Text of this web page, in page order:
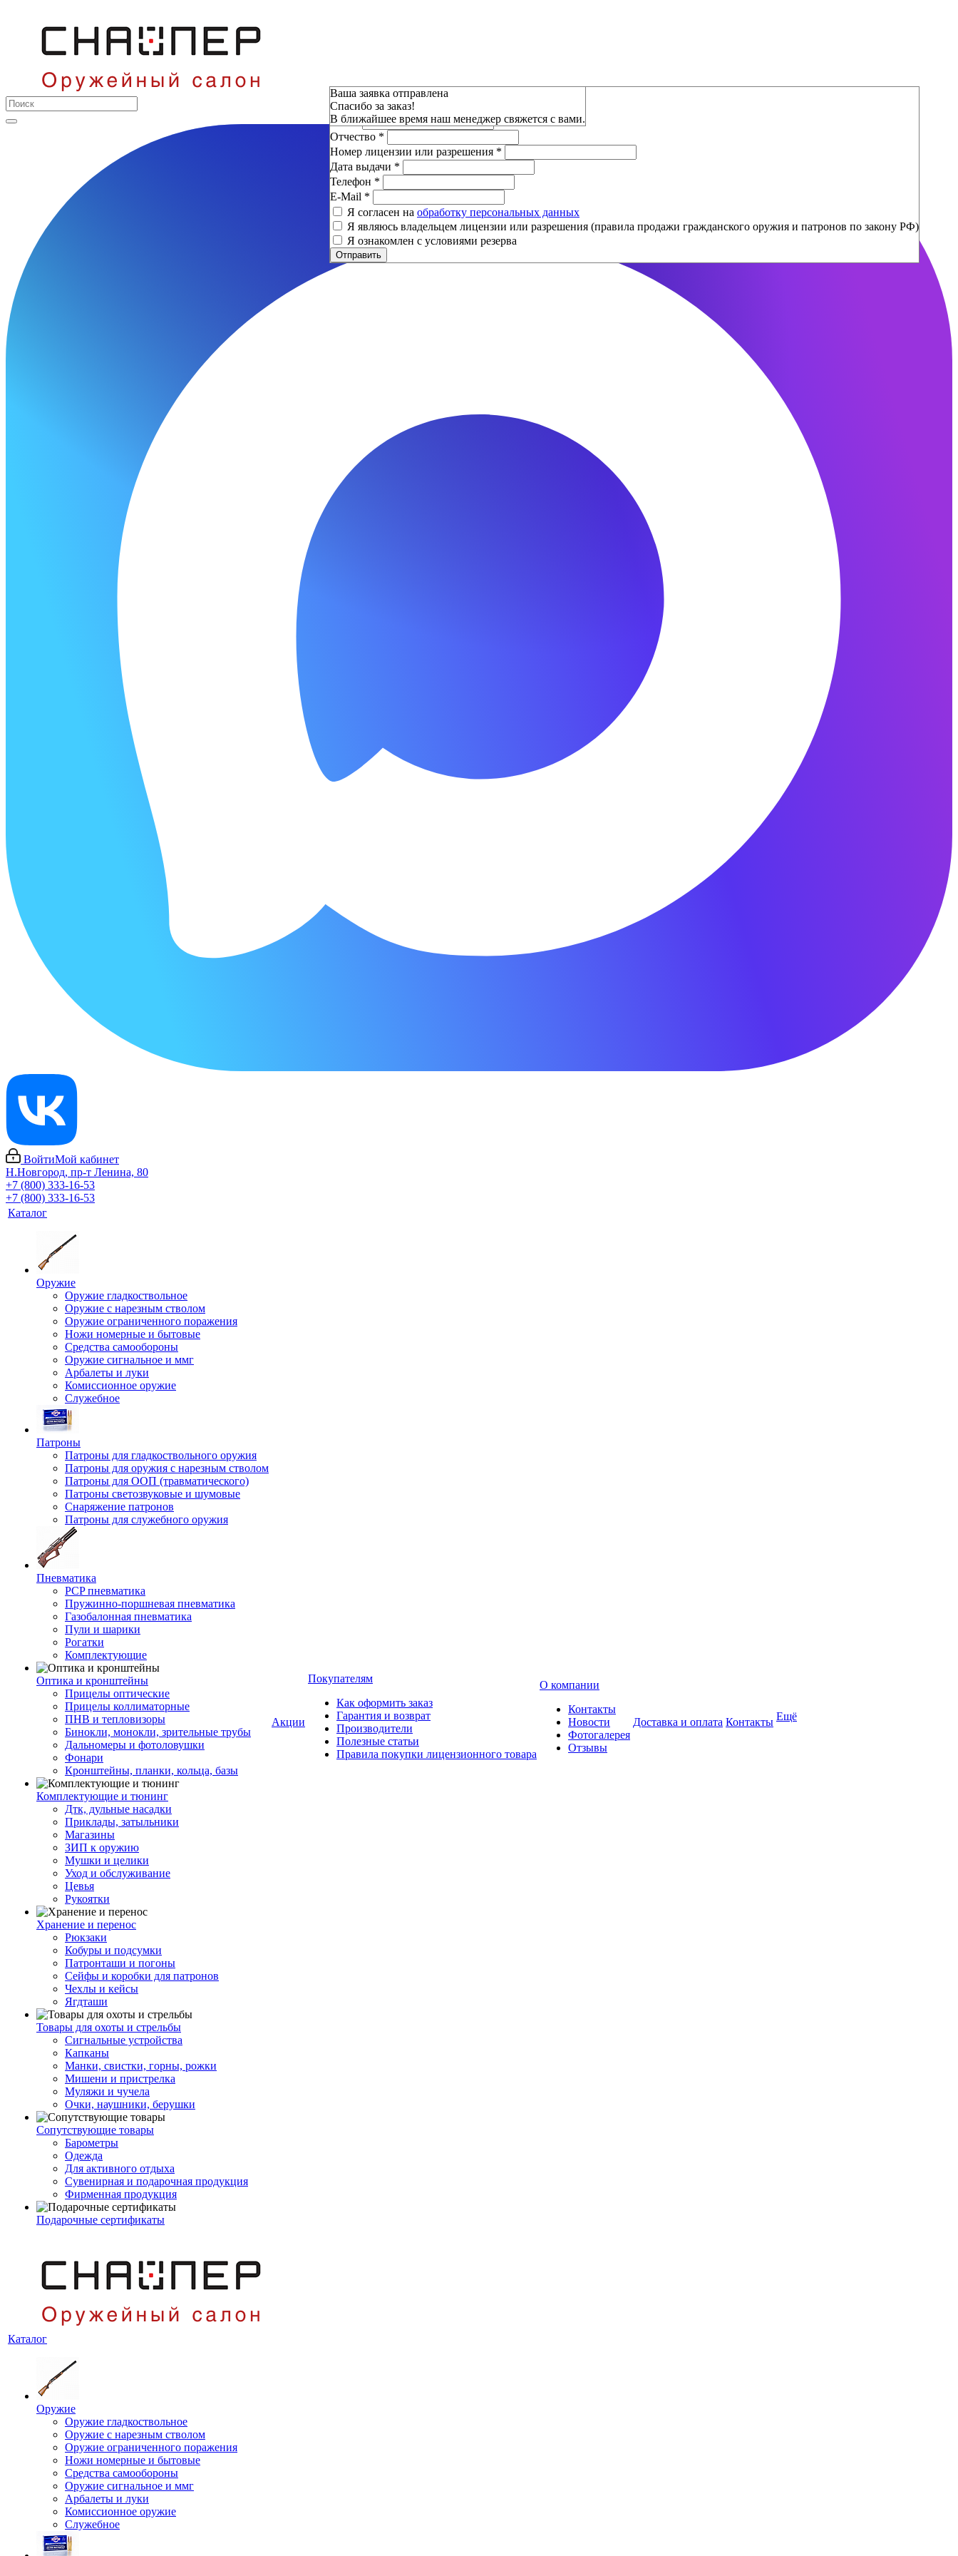
ВойтиМой кабинет
Н.Новгород, пр-т Ленина, 80
+7 (800) 333-16-53
+7 (800) 333-16-53
Каталог
Оружие
Оружие гладкоствольное
Оружие с нарезным стволом
Оружие ограниченного поражения
Ножи номерные и бытовые
Средства самообороны
Оружие сигнальное и ммг
Арбалеты и луки
Комиссионное оружие
Служебное
Патроны
Патроны для гладкоствольного оружия
Патроны для оружия с нарезным стволом
Патроны для ООП (травматического)
Патроны светозвуковые и шумовые
Снаряжение патронов
Патроны для служебного оружия
Пневматика
PCP пневматика
Пружинно-поршневая пневматика
Газобалонная пневматика
Пули и шарики
Рогатки
Комплектующие
Оптика и кронштейны
Прицелы оптические
Прицелы коллиматорные
ПНВ и тепловизоры
Бинокли, монокли, зрительные трубы
Дальномеры и фотоловушки
Фонари
Кронштейны, планки, кольца, базы
Комплектующие и тюнинг
Дтк, дульные насадки
Приклады, затыльники
Магазины
ЗИП к оружию
Мушки и целики
Уход и обслуживание
Цевья
Рукоятки
Хранение и перенос
Рюкзаки
Кобуры и подсумки
Патронташи и погоны
Сейфы и коробки для патронов
Чехлы и кейсы
Ягдташи
Товары для охоты и стрельбы
Сигнальные устройства
Капканы
Манки, свистки, горны, рожки
Мишени и пристрелка
Муляжи и чучела
Очки, наушники, берушки
Сопутствующие товары
Барометры
Одежда
Для активного отдыха
Сувенирная и подарочная продукция
Фирменная продукция
Подарочные сертификаты
Акции
Покупателям
Как оформить заказ
Гарантия и возврат
Производители
Полезные статьи
Правила покупки лицензионного товара
О компании
Контакты
Новости
Фотогалерея
Отзывы
Доставка и оплата Контакты Ещё
Каталог
Оружие
Оружие гладкоствольное
Оружие с нарезным стволом
Оружие ограниченного поражения
Ножи номерные и бытовые
Средства самообороны
Оружие сигнальное и ммг
Арбалеты и луки
Комиссионное оружие
Служебное
Зарезервировать
Фамилия*
Имя*
Отчество *
Номер лицензии или разрешения *
Дата выдачи *
Телефон *
E-Mail *
Я согласен на обработку персональных данных
Я являюсь владельцем лицензии или разрешения (правила продажи гражданского оружия и патронов по закону РФ)
Я ознакомлен с условиями резерва
Отправить
Ваша заявка отправлена
Спасибо за заказ!
В ближайшее время наш менеджер свяжется с вами.